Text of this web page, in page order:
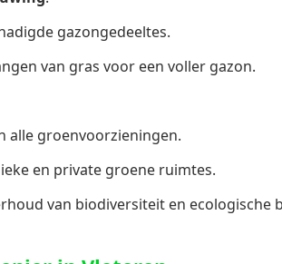
gazongedeeltes.
van gras voor een voller gazon.
alle groenvoorzieningen.
en private groene ruimtes.
van biodiversiteit en ecologische